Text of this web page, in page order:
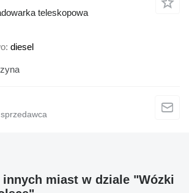
teleskopowa
diesel
innych miast w dziale "Wózki